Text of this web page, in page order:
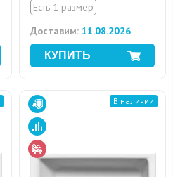
Есть 1 размер
Доставим: 11.08.2026
В наличии